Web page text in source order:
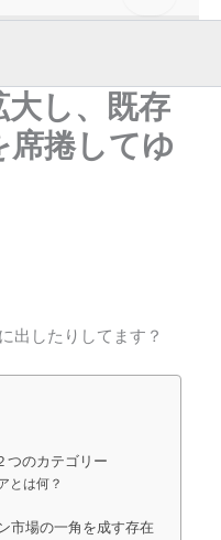
大し、既存
席捲してゆ
出したりしてます？
つのカテゴリー
とは何？
市場の一角を成す存在